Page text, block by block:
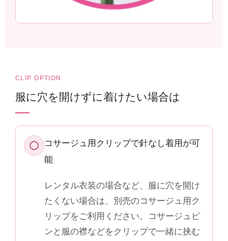
CLIP OPTION
服に穴を開けずに着けたい場合は
コサージュ用クリップで針なし着用が可
能
レンタル衣装の場合など、服に穴を開け
たくない場合は、別売のコサージュ用ク
リップをご利用ください。コサージュピ
ンと服の襟などをクリップで一緒に挟む